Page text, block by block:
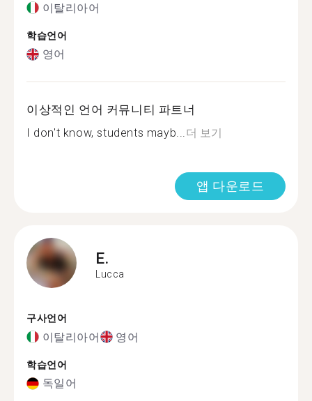
이탈리아어
학습언어
영어
이상적인 언어 커뮤니티 파트너
I don't know, students mayb...더 보기
앱 다운로드
E.
Lucca
구사언어
이탈리아어 영어
학습언어
독일어